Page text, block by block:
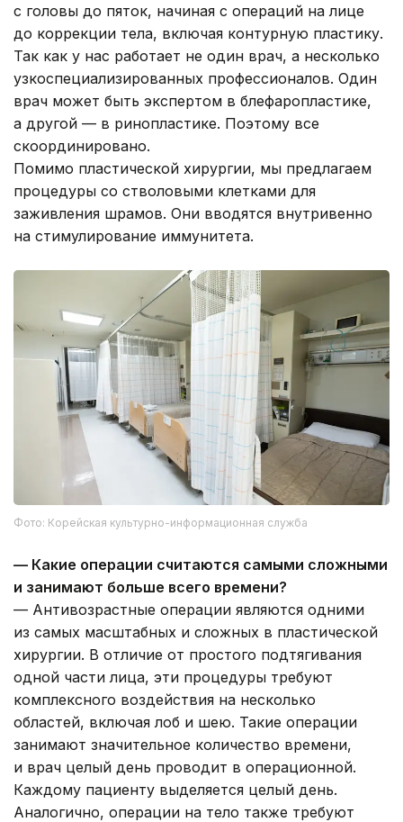
с головы до пяток, начиная с операций на лице
до коррекции тела, включая контурную пластику.
Так как у нас работает не один врач, а несколько
узкоспециализированных профессионалов. Один
врач может быть экспертом в блефаропластике,
а другой — в ринопластике. Поэтому все
скоординировано.
Помимо пластической хирургии, мы предлагаем
процедуры со стволовыми клетками для
заживления шрамов. Они вводятся внутривенно
на стимулирование иммунитета.
Фото: Корейская культурно-информационная служба
— Какие операции считаются самыми сложными
и занимают больше всего времени?
— Антивозрастные операции являются одними
из самых масштабных и сложных в пластической
хирургии. В отличие от простого подтягивания
одной части лица, эти процедуры требуют
комплексного воздействия на несколько
областей, включая лоб и шею. Такие операции
занимают значительное количество времени,
и врач целый день проводит в операционной.
Каждому пациенту выделяется целый день.
Аналогично, операции на тело также требуют